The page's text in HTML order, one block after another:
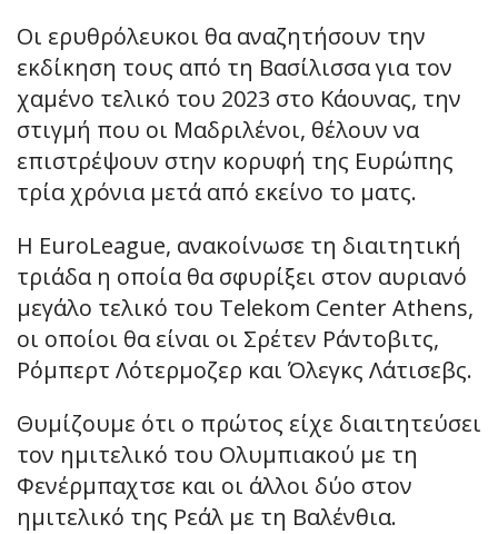
Οι ερυθρόλευκοι θα αναζητήσουν την
εκδίκηση τους από τη Βασίλισσα για τον
χαμένο τελικό του 2023 στο Κάουνας, την
στιγμή που οι Μαδριλένοι, θέλουν να
επιστρέψουν στην κορυφή της Ευρώπης
τρία χρόνια μετά από εκείνο το ματς.
Η EuroLeague, ανακοίνωσε τη διαιτητική
τριάδα η οποία θα σφυρίξει στον αυριανό
μεγάλο τελικό του Telekom Center Athens,
οι οποίοι θα είναι οι Σρέτεν Ράντοβιτς,
Ρόμπερτ Λότερμοζερ και Όλεγκς Λάτισεβς.
Θυμίζουμε ότι ο πρώτος είχε διαιτητεύσει
τον ημιτελικό του Ολυμπιακού με τη
Φενέρμπαχτσε και οι άλλοι δύο στον
ημιτελικό της Ρεάλ με τη Βαλένθια.